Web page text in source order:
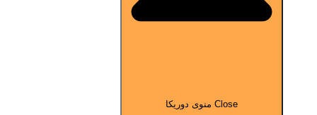
Close منوی دوریکا